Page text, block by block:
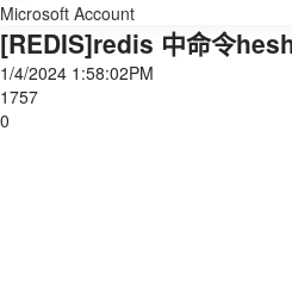
Microsoft Account
[REDIS]redis 中命令
1/4/2024 1:58:02PM
1757
0